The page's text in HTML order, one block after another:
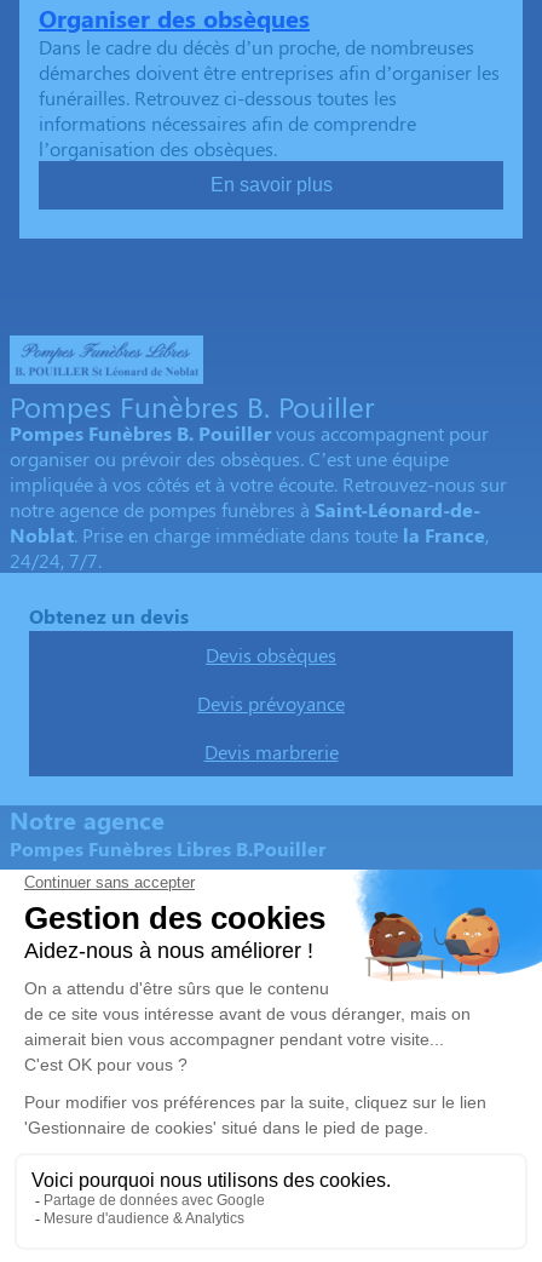
Organiser des obsèques
Dans le cadre du décès d’un proche, de nombreuses
démarches doivent être entreprises afin d’organiser les
funérailles. Retrouvez ci-dessous toutes les
informations nécessaires afin de comprendre
l’organisation des obsèques.
En savoir plus
Pompes Funèbres B. Pouiller
Pompes Funèbres B. Pouillervous accompagnent pour
organiser ou prévoir des obsèques. C’est une équipe
impliquée à vos côtés et à votre écoute. Retrouvez-nous sur
notre agence de pompes funèbres à Saint-Léonard-de-
Noblat. Prise en charge immédiate dans toute la France,
24/24, 7/7.
Obtenez un devis
Devis obsèques
Devis prévoyance
Devis marbrerie
Notre agence
Pompes Funèbres Libres B.Pouiller
05 55 56 09 44
contact@abpompesfunebres.fr
6 et 10 place du Champ de Mars – 87400 – Saint-Léonard-
5/5 – 91 avis
Nos Services
Organiser des obsèques
Monuments funéraires
Services aux familles
Liens utiles
Avis de décès
Demande de rendez-vous en
agence
Politique de traitement des données personnelles
Politique d’utilisation des cookies